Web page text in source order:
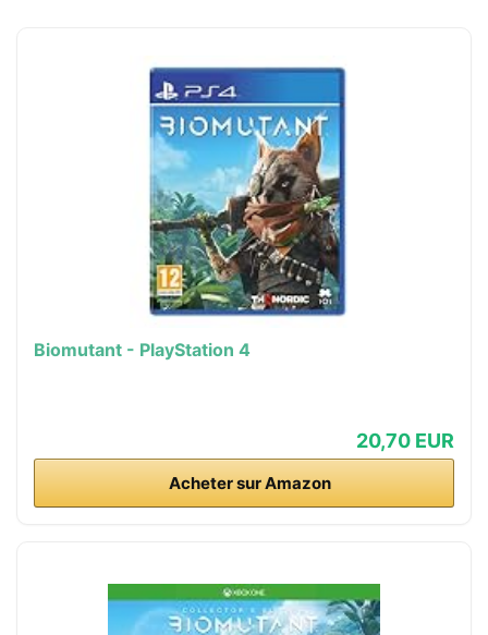
Biomutant - PlayStation 4
20,70 EUR
Acheter sur Amazon